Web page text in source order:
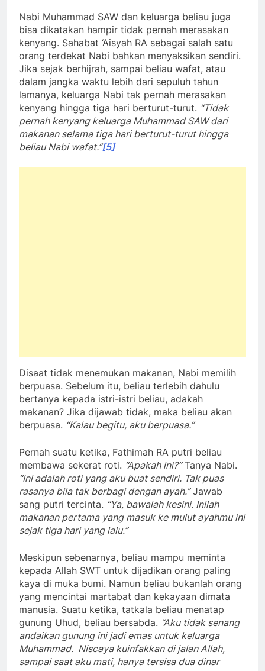
beliau Nabi wafat.”[5]
sang putri tercinta.“Ya, bawalah kesini. Inilah
makanan pertama yang masuk ke mulut ayahmu ini
sejak tiga hari yang lalu.”
Meskipun sebenarnya, beliau mampu meminta
kaya di muka bumi. Namun beliau bukanlah orang
yang mencintai martabat dan kekayaan dimata
manusia. Suatu ketika, tatkala beliau menatap
gunung Uhud, beliau bersabda.“Aku tidak senang
andaikan gunung ini jadi emas untuk keluarga
Muhammad. Niscaya kuinfakkan di jalan Allah,
sampai saat aku mati, hanya tersisa dua dinar
hutang.”
Perilaku sederhana inilah yang kemudian ditiru
oleh para sahabat-sahabat terdekat beliau.
Hampir semuanya mencerminkan perilaku hidup
sederhana. Sahabat Abu Bakar RA, semassa
menjabat khalifah pada awalnya tetap bekerja ke
pasar. Beliau membaur bersama penduduk lain
yang sama-sama mencari nafkah untuk keluarga